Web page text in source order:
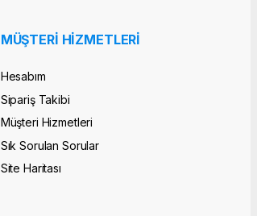
MÜŞTERİ HİZMETLERİ
Hesabım
Sipariş Takibi
Müşteri Hizmetleri
Sık Sorulan Sorular
Site Haritası